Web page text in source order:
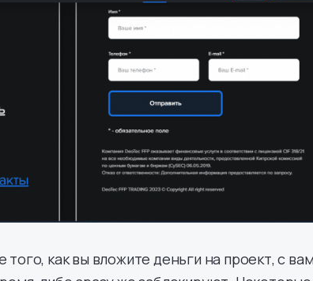
как вы вложите деньги на проект, с